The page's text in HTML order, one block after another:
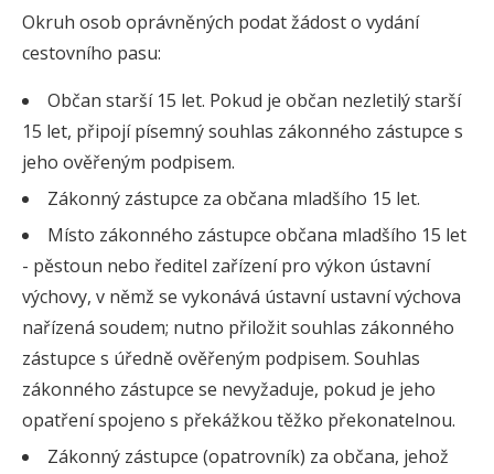
Okruh osob oprávněných podat žádost o vydání
cestovního pasu:
Občan starší 15 let. Pokud je občan nezletilý starší
15 let, připojí písemný souhlas zákonného zástupce s
jeho ověřeným podpisem.
Zákonný zástupce za občana mladšího 15 let.
Místo zákonného zástupce občana mladšího 15 let
- pěstoun nebo ředitel zařízení pro výkon ústavní
výchovy, v němž se vykonává ústavní ustavní výchova
nařízená soudem; nutno přiložit souhlas zákonného
zástupce s úředně ověřeným podpisem. Souhlas
zákonného zástupce se nevyžaduje, pokud je jeho
opatření spojeno s překážkou těžko překonatelnou.
Zákonný zástupce (opatrovník) za občana, jehož